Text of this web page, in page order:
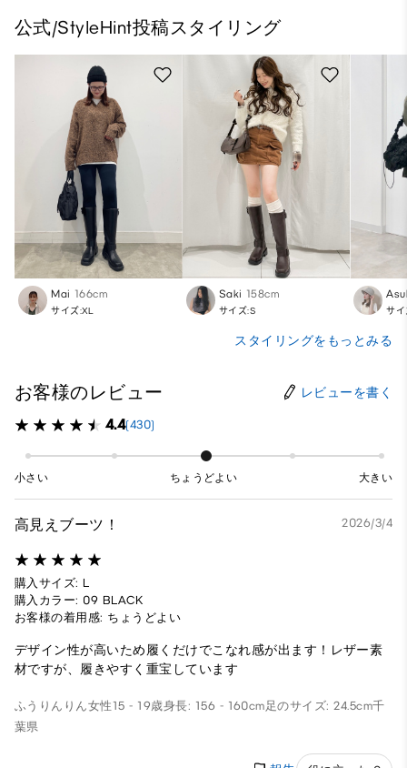
公式/StyleHint投稿スタイリング
Mai 166cm
サイズ:XL
Saki 158cm
サイズ:S サ
スタイリングをもっとみる
お客様のレビュー レビューを書く
4.4(430)
小さい ちょうどよい 大きい
高見えブーツ！ 2026/3/4
購入サイズ: L
購入カラー: 09 BLACK
お客様の着用感: ちょうどよい
デザイン性が高いため履くだけでこなれ感が出ます！レザー素
材ですが、履きやすく重宝しています
ふうりんりん女性 15 - 19歳身長: 156 - 160cm足のサイズ: 24.5cm千
葉県